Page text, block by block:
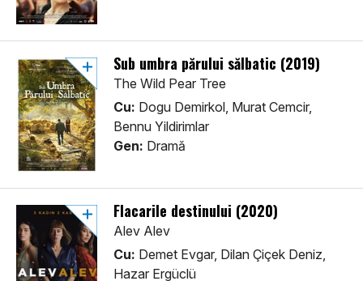
Sub umbra părului sălbatic (2019)
The Wild Pear Tree
Cu: Dogu Demirkol, Murat Cemcir,
Bennu Yildirimlar
Gen: Dramă
Flacarile destinului (2020)
Alev Alev
Cu: Demet Evgar, Dilan Çiçek Deniz,
Hazar Ergüclü